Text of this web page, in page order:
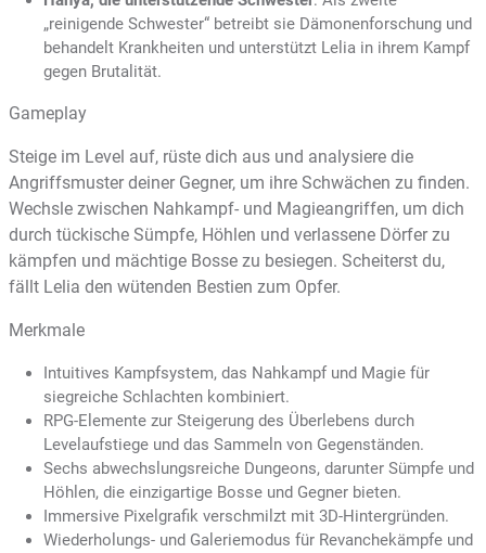
„reinigende Schwester“ betreibt sie Dämonenforschung und
behandelt Krankheiten und unterstützt Lelia in ihrem Kampf
gegen Brutalität.
Gameplay
Steige im Level auf, rüste dich aus und analysiere die
Angriffsmuster deiner Gegner, um ihre Schwächen zu finden.
Wechsle zwischen Nahkampf- und Magieangriffen, um dich
durch tückische Sümpfe, Höhlen und verlassene Dörfer zu
kämpfen und mächtige Bosse zu besiegen. Scheiterst du,
fällt Lelia den wütenden Bestien zum Opfer.
Merkmale
Intuitives Kampfsystem, das Nahkampf und Magie für
siegreiche Schlachten kombiniert.
RPG-Elemente zur Steigerung des Überlebens durch
Levelaufstiege und das Sammeln von Gegenständen.
Sechs abwechslungsreiche Dungeons, darunter Sümpfe und
Höhlen, die einzigartige Bosse und Gegner bieten.
Immersive Pixelgrafik verschmilzt mit 3D-Hintergründen.
Wiederholungs- und Galeriemodus für Revanchekämpfe und